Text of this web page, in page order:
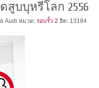
สูบบุหรี่โลก 2556
Audi หมวด: รอบรั้ว 2 ฮิต: 13184